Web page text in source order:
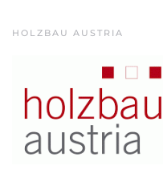
HOLZBAU AUSTRIA